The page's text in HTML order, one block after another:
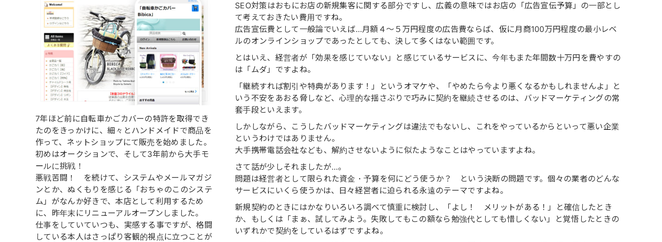
7年ほど前に自転車かごカバーの特許を取得でき
たのをきっかけに、細々とハンドメイドで商品を
作って、ネットショップにて販売を始めました。
初めはオークションで、そして3年前から大手モ
ールに挑戦！
悪戦苦闘！ を続けて、システムやメールマガジ
ンとか、ぬくもりを感じる「おちゃのこのシステ
ム」がなんか好きで、本店として利用するため
に、昨年末にリニューアルオープンしました。
仕事をしていていつも、実感する事ですが、格闘
している本人はさっぱり客観的視点に立つことが
SEO対策はおもにお店の新規集客に関する部分ですし、広義の意味ではお店の「広告宣伝予算」の一部とし
て考えておきたい費用ですね。
広告宣伝費として一般論でいえば…月額４〜５万円程度の広告費ならば、仮に月商100万円程度の最小レベ
ルのオンラインショップであったとしても、決して多くはない範囲です。
とはいえ、経営者が「効果を感じていない」と感じているサービスに、今年もまた年間数十万円を費やすの
は「ムダ」ですよね。
「継続すれば割引や特典があります！」というオマケや、「やめたら今より悪くなるかもしれませんよ」と
いう不安をあおる脅しなど、心理的な揺さぶりで巧みに契約を継続させるのは、バッドマーケティングの常
套手段といえます。
しかしながら、こうしたバッドマーケティングは違法でもないし、これをやっているからといって悪い企業
というわけではありません。
大手携帯電話会社なども、解約させないように似たようなことはやっていますよね。
さて話が少しそれましたが…。
問題は経営者として限られた資金・予算を何にどう使うか？ という決断の問題です。個々の業者のどんな
サービスにいくら使うかは、日々経営者に迫られる永遠のテーマですよね。
新規契約のときにはかなりいろいろ調べて慎重に検討し、「よし！ メリットがある！」と確信したとき
か、もしくは「まぁ、試してみよう。失敗してもこの額なら勉強代としても惜しくない」と覚悟したときの
いずれかで契約をしているはずですよね。